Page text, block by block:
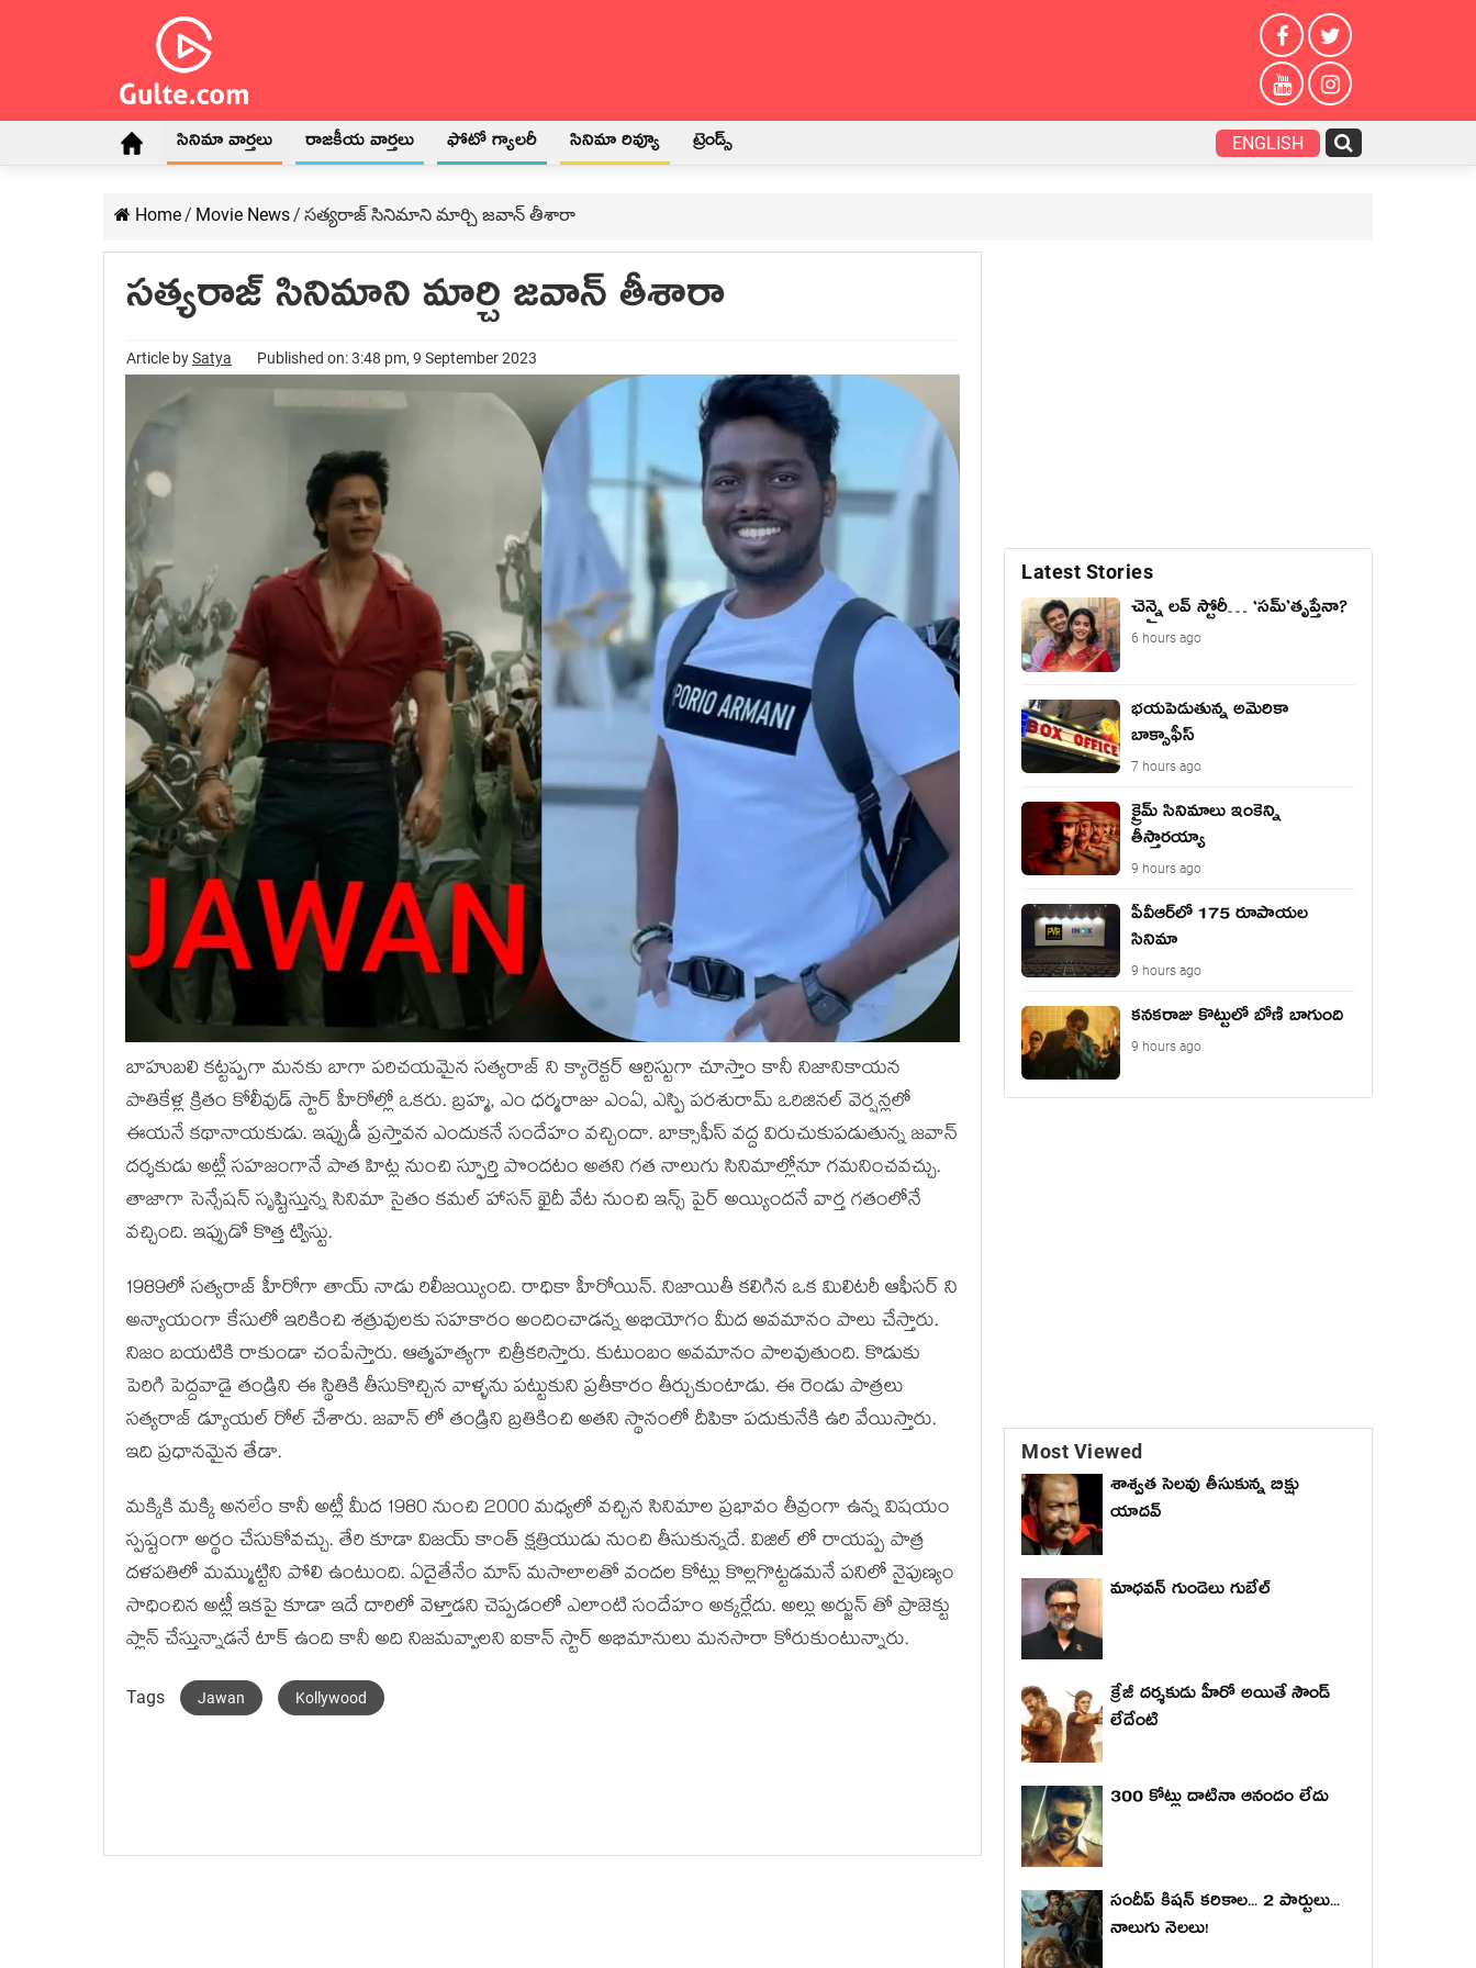
సినిమా వార్తలు రాజకీయ వార్తలు ఫోటో గ్యాలరీ సినిమా రివ్యూ ట్రెండ్స్ ENGLISH
Home/ Movie News/ సత్యరాజ్ సినిమాని మార్చి జవాన్ తీశారా
సత్యరాజ్ సినిమాని మార్చి జవాన్ తీశారా
Article bySatya Published on: 3:48 pm, 9 September 2023
బాహుబలి కట్టప్పగా మనకు బాగా పరిచయమైన సత్యరాజ్ ని క్యారెక్టర్ ఆర్టిస్టుగా చూస్తాం కానీ నిజానికాయన
పాతికేళ్ల క్రితం కోలీవుడ్ స్టార్ హీరోల్లో ఒకరు. బ్రహ్మ, ఎం ధర్మరాజు ఎంఏ, ఎస్పి పరశురామ్ ఒరిజినల్ వెర్షన్లలో
ఈయనే కథానాయకుడు. ఇప్పుడీ ప్రస్తావన ఎందుకనే సందేహం వచ్చిందా. బాక్సాఫీస్ వద్ద విరుచుకుపడుతున్న జవాన్
దర్శకుడు అట్లీ సహజంగానే పాత హిట్ల నుంచి స్ఫూర్తి పొందటం అతని గత నాలుగు సినిమాల్లోనూ గమనించవచ్చు.
తాజాగా సెన్సేషన్ సృష్టిస్తున్న సినిమా సైతం కమల్ హాసన్ ఖైదీ వేట నుంచి ఇన్స్ పైర్ అయ్యిందనే వార్త గతంలోనే
వచ్చింది. ఇప్పుడో కొత్త ట్విస్టు.
1989లో సత్యరాజ్ హీరోగా తాయ్ నాడు రిలీజయ్యింది. రాధికా హీరోయిన్. నిజాయితీ కలిగిన ఒక మిలిటరీ ఆఫీసర్ ని
అన్యాయంగా కేసులో ఇరికించి శత్రువులకు సహకారం అందించాడన్న అభియోగం మీద అవమానం పాలు చేస్తారు.
నిజం బయటికి రాకుండా చంపేస్తారు. ఆత్మహత్యగా చిత్రీకరిస్తారు. కుటుంబం అవమానం పాలవుతుంది. కొడుకు
పెరిగి పెద్దవాడై తండ్రిని ఈ స్థితికి తీసుకొచ్చిన వాళ్ళను పట్టుకుని ప్రతీకారం తీర్చుకుంటాడు. ఈ రెండు పాత్రలు
సత్యరాజ్ డ్యూయల్ రోల్ చేశారు. జవాన్ లో తండ్రిని బ్రతికించి అతని స్థానంలో దీపికా పదుకునేకి ఉరి వేయిస్తారు.
ఇది ప్రధానమైన తేడా.
మక్కికి మక్కి అనలేం కానీ అట్లీ మీద 1980 నుంచి 2000 మధ్యలో వచ్చిన సినిమాల ప్రభావం తీవ్రంగా ఉన్న విషయం
స్పష్టంగా అర్థం చేసుకోవచ్చు. తేరి కూడా విజయ్ కాంత్ క్షత్రియుడు నుంచి తీసుకున్నదే. విజిల్ లో రాయప్ప పాత్ర
దళపతిలో మమ్ముట్టిని పోలి ఉంటుంది. ఏదైతేనేం మాస్ మసాలాలతో వందల కోట్లు కొల్లగొట్టడమనే పనిలో నైపుణ్యం
సాధించిన అట్లీ ఇకపై కూడా ఇదే దారిలో వెళ్తాడని చెప్పడంలో ఎలాంటి సందేహం అక్కర్లేదు. అల్లు అర్జున్ తో ప్రాజెక్టు
ప్లాన్ చేస్తున్నాడనే టాక్ ఉంది కానీ అది నిజమవ్వాలని ఐకాన్ స్టార్ అభిమానులు మనసారా కోరుకుంటున్నారు.
Tags Jawan Kollywood
Latest Stories
చెన్నై లవ్ స్టోరీ… ‘సమ్’తృప్తేనా?
6 hours ago
భయపెడుతున్న అమెరికా
బాక్సాఫీస్
7 hours ago
క్రైమ్ సినిమాలు ఇంకెన్ని
తీస్తారయ్యా
9 hours ago
పీవీఆర్‌లో 175 రూపాయల
సినిమా
9 hours ago
కనకరాజు కొట్టులో బోణీ బాగుంది
9 hours ago
Most Viewed
శాశ్వత సెలవు తీసుకున్న బిక్షు
యాదవ్
మాధ‌వ‌న్ గుండెలు గుబేల్‌
క్రేజీ దర్శకుడు హీరో అయితే సౌండ్
లేదేంటి
300 కోట్లు దాటినా ఆనందం లేదు
సందీప్ కిషన్ కరికాల... 2 పార్టులు...
నాలుగు నెలలు!